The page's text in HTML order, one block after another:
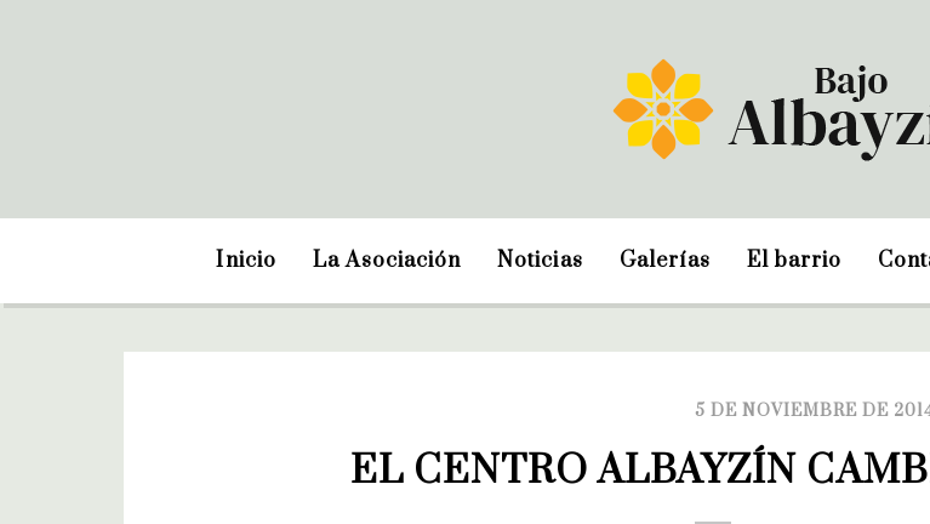
Inicio La Asociación Noticias Galerías El barrio
5 DE NOVIEMBRE DE
EL CENTRO ALBAYZÍN